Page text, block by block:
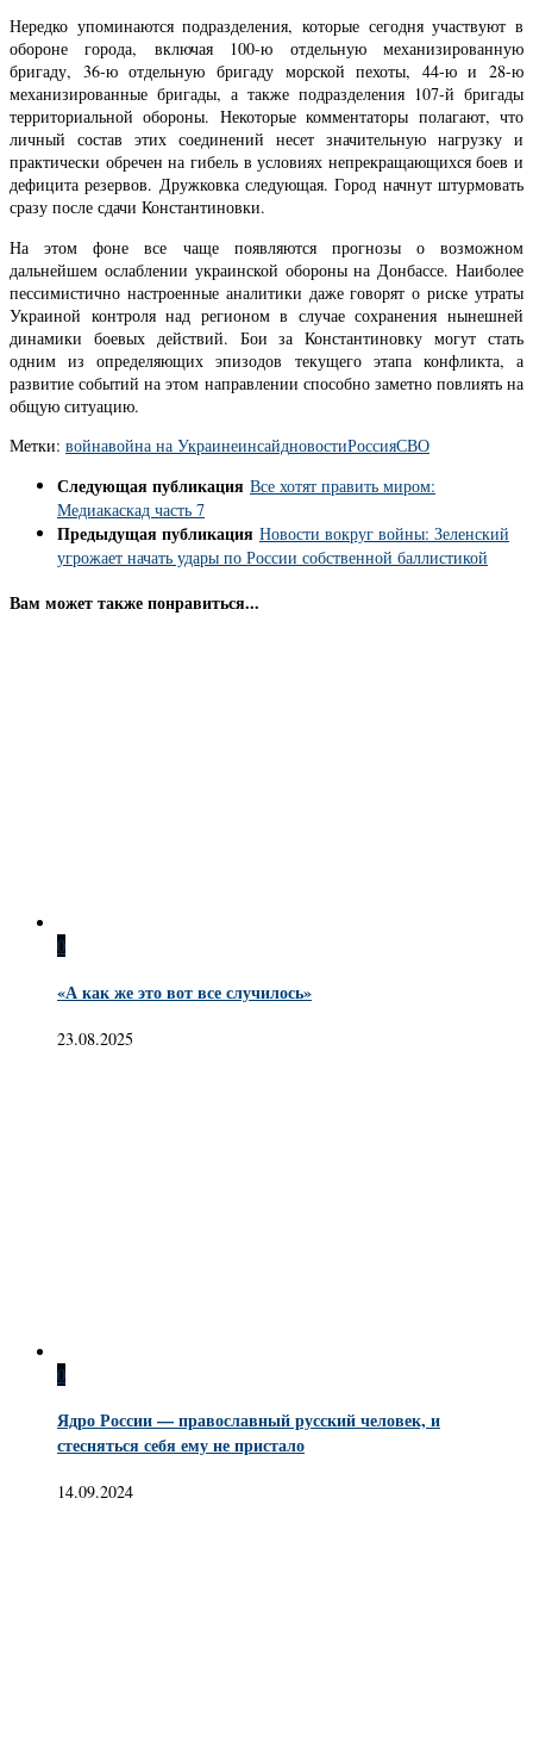
Нередко упоминаются подразделения, которые сегодня участвуют в
обороне города, включая 100-ю отдельную механизированную
бригаду, 36-ю отдельную бригаду морской пехоты, 44-ю и 28-ю
механизированные бригады, а также подразделения 107-й бригады
территориальной обороны. Некоторые комментаторы полагают, что
личный состав этих соединений несет значительную нагрузку и
практически обречен на гибель в условиях непрекращающихся боев и
дефицита резервов. Дружковка следующая. Город начнут штурмовать
сразу после сдачи Константиновки.
На этом фоне все чаще появляются прогнозы о возможном
дальнейшем ослаблении украинской обороны на Донбассе. Наиболее
пессимистично настроенные аналитики даже говорят о риске утраты
Украиной контроля над регионом в случае сохранения нынешней
динамики боевых действий. Бои за Константиновку могут стать
одним из определяющих эпизодов текущего этапа конфликта, а
развитие событий на этом направлении способно заметно повлиять на
общую ситуацию.
Метки: войнавойна на УкраинеинсайдновостиРоссияСВО
Следующая публикация Все хотят править миром:
Медиакаскад часть 7
Предыдущая публикация Новости вокруг войны: Зеленский
угрожает начать удары по России собственной баллистикой
Вам может также понравиться...
0
«А как же это вот все случилось»
23.08.2025
0
Ядро России — православный русский человек, и
стесняться себя ему не пристало
14.09.2024